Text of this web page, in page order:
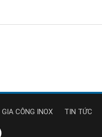
GIA CÔNG INOX TIN TỨC